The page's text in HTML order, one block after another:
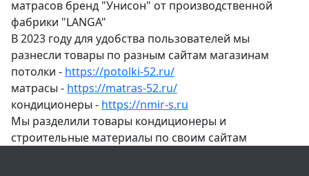
матрасов бренд "Унисон" от производственной
фабрики "LANGA"
В 2023 году для удобства пользователей мы
разнесли товары по разным сайтам магазинам
потолки - https://potolki-52.ru/
матрасы - https://matras-52.ru/
кондиционеры - https://nmir-s.ru
Мы разделили товары кондиционеры и
строительные материалы по своим сайтам